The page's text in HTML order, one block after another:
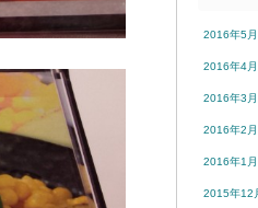
2016年5月
2016年4月
2016年3月
2016年2月
2016年1月
2015年12